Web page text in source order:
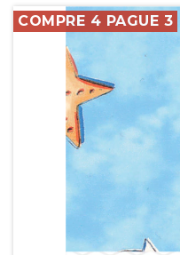
COMPRE 4 PAGUE 3